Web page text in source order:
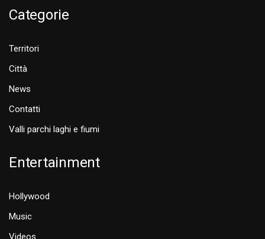
Categorie
Territori
Città
News
Contatti
Valli parchi laghi e fiumi
Entertainment
Hollywood
Music
Videos